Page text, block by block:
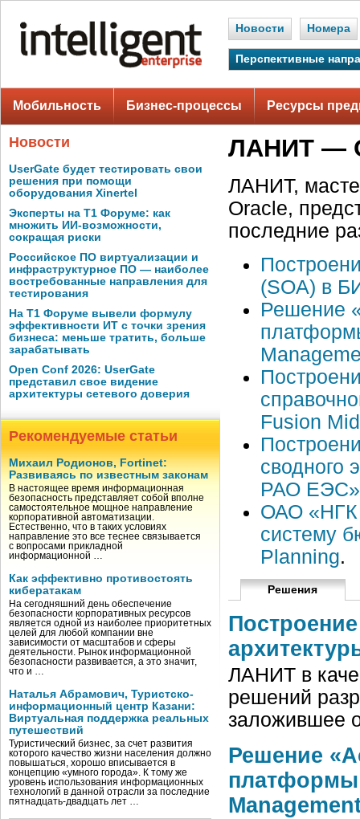
Новости Номера
Перспективные
Мобильность Бизнес-процессы Ресурсы
Новости
UserGate будет тестировать свои
решения при помощи
оборудования Xinertel
Эксперты на Т1 Форуме: как
множить ИИ-возможности,
сокращая риски
Российское ПО виртуализации и
инфраструктурное ПО — наиболее
востребованные направления для
тестирования
На Т1 Форуме вывели формулу
эффективности ИТ с точки зрения
бизнеса: меньше тратить, больше
зарабатывать
Open Conf 2026: UserGate
представил свое видение
архитектуры сетевого доверия
Рекомендуемые статьи
Михаил Родионов, Fortinet:
Развиваясь по известным законам
В настоящее время информационная
безопасность представляет собой вполне
самостоятельное мощное направление
корпоративной автоматизации.
Естественно, что в таких условиях
направление это все теснее связывается
с вопросами прикладной
информационной …
Как эффективно противостоять
кибератакам
На сегодняшний день обеспечение
безопасности корпоративных ресурсов
является одной из наиболее приоритетных
целей для любой компании вне
зависимости от масштабов и сферы
деятельности. Рынок информационной
безопасности развивается, а это значит,
что и …
Наталья Абрамович, Туристско-
информационный центр Казани:
Виртуальная поддержка реальных
путешествий
Туристический бизнес, за счет развития
которого качество жизни населения должно
повышаться, хорошо вписывается в
концепцию «умного города». К тому же
уровень использования информационных
технологий в данной отрасли за последние
пятнадцать-двадцать лет …
ЛАНИТ —
ЛАНИТ,
Oracle,
последние
(SOA) в
Решение
Fusion
сводного
РАО ЕЭС»
ОАО «НГК
систему
Planning.
Решения
ЛАНИТ в
решений
заложившее
Решение
платформы